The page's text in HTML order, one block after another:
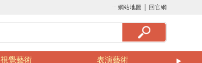
網站地圖 回官網
視覺藝術 表演藝術